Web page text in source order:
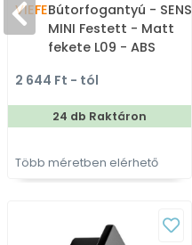
VIEFEBútorfogantyú - SENSE
MINI Festett - Matt
fekete L09 - ABS
méretben gyártott
színes fém
bútorfogantyú
2 644 Ft - tól
24 db Raktáron
Több méretben elérhető